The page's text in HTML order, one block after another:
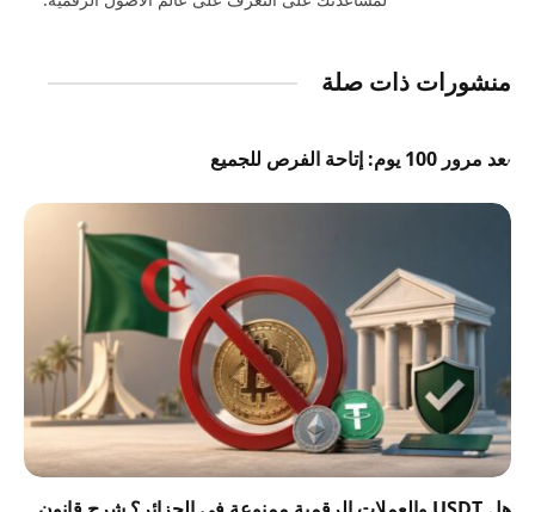
منشورات ذات صلة
بعد مرور 100 يوم: إتاحة الفرص للجميع